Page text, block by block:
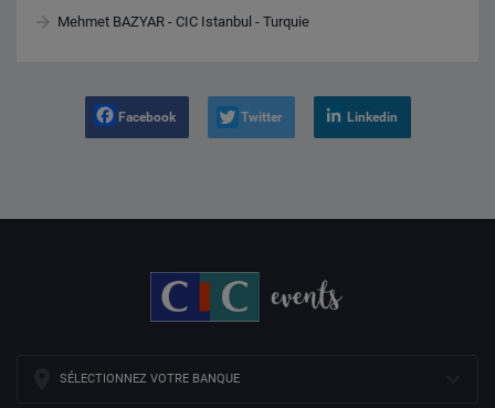
Mehmet BAZYAR - CIC Istanbul - Turquie
Facebook Twitter Linkedin
SÉLECTIONNEZ VOTRE BANQUE